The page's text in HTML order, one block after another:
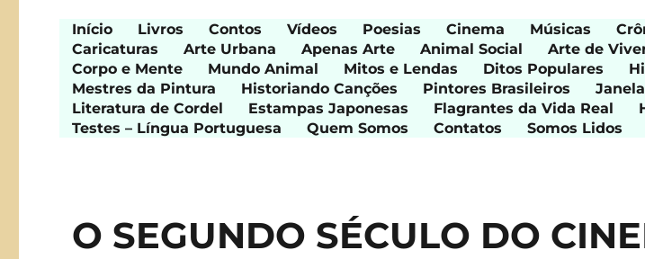
Início Livros Contos Vídeos Poesias Cinema Músicas
Caricaturas
Arte Urbana Apenas Arte Animal Social Arte de
Corpo e Mente
Mundo Animal Mitos e Lendas Ditos Populares
Mestres da Pintura
Historiando Canções Pintores Brasileiros
Literatura de Cordel
Estampas Japonesas Flagrantes da Vida Real
Testes – Língua Portuguesa
Quem Somos Contatos Somos Lidos
O SEGUNDO SÉCULO DO